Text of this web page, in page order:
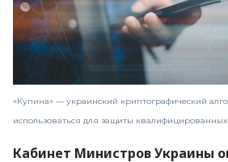
«Купина» — украинский криптографический
использоваться для защиты
Кабинет Министров Украины